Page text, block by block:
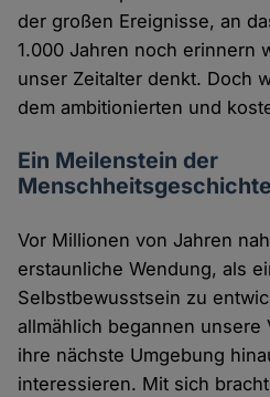
der großen Ereignisse, an
1.000 Jahren noch erinnern
unser Zeitalter denkt. Doch
dem ambitionierten und
Ein Meilenstein der
Menschheitsgeschichte
Vor Millionen von Jahren
erstaunliche Wendung, als
Selbstbewusstsein zu
allmählich begannen unsere
ihre nächste Umgebung
interessieren. Mit sich